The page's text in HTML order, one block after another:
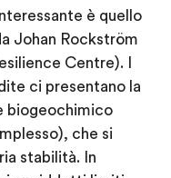
è quello
Johan Rockström
Centre). I
ci presentano la
biogeochimico
che si
stabilità. In